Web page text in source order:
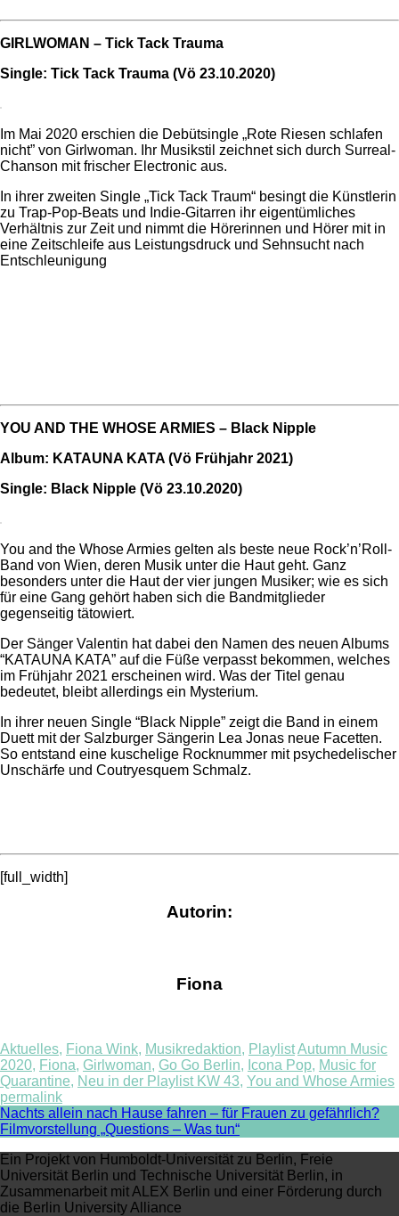
GIRLWOMAN – Tick Tack Trauma
Single: Tick Tack Trauma (Vö 23.10.2020)
Im Mai 2020 erschien die Debütsingle „Rote Riesen schlafen
nicht” von Girlwoman. Ihr Musikstil zeichnet sich durch Surreal-
Chanson mit frischer Electronic aus.
In ihrer zweiten Single „Tick Tack Traum“ besingt die Künstlerin
zu Trap-Pop-Beats und Indie-Gitarren ihr eigentümliches
Verhältnis zur Zeit und nimmt die Hörerinnen und Hörer mit in
eine Zeitschleife aus Leistungsdruck und Sehnsucht nach
Entschleunigung
YOU AND THE WHOSE ARMIES – Black Nipple
Album: KATAUNA KATA (Vö Frühjahr 2021)
Single: Black Nipple (Vö 23.10.2020)
You and the Whose Armies gelten als beste neue Rock’n’Roll-
Band von Wien, deren Musik unter die Haut geht. Ganz
besonders unter die Haut der vier jungen Musiker; wie es sich
für eine Gang gehört haben sich die Bandmitglieder
gegenseitig tätowiert.
Der Sänger Valentin hat dabei den Namen des neuen Albums
“KATAUNA KATA” auf die Füße verpasst bekommen, welches
im Frühjahr 2021 erscheinen wird. Was der Titel genau
bedeutet, bleibt allerdings ein Mysterium.
In ihrer neuen Single “Black Nipple” zeigt die Band in einem
Duett mit der Salzburger Sängerin Lea Jonas neue Facetten.
So entstand eine kuschelige Rocknummer mit psychedelischer
Unschärfe und Coutryesquem Schmalz.
[full_width]
Autorin:
Fiona
Aktuelles, Fiona Wink, Musikredaktion, PlaylistAutumn Music
2020, Fiona, Girlwoman, Go Go Berlin, Icona Pop, Music for
Quarantine, Neu in der Playlist KW 43, You and Whose Armies
permalink
Post
navigation
Nachts allein nach Hause fahren – für Frauen zu gefährlich?
Filmvorstellung „Questions – Was tun“
Ein Projekt von Humboldt-Universität zu Berlin, Freie
Universität Berlin und Technische Universität Berlin, in
Zusammenarbeit mit ALEX Berlin und einer Förderung durch
die Berlin University Alliance